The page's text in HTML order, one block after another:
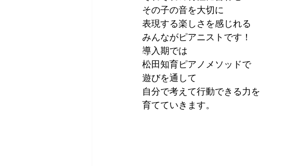
その子の音を大切に
表現する楽しさを感じれる
みんながピアニストです！
導入期では
松田知育ピアノメソッドで
遊びを通して
自分で考えて行動できる力を
育てていきます。